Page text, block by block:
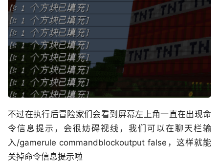
不过在执行后冒险家们会看到屏幕左上角一直在出现命
令信息提示，会很妨碍视线，我们可以在聊天栏输
入/gamerule commandblockoutput false，这样就能
关掉命令信息提示啦